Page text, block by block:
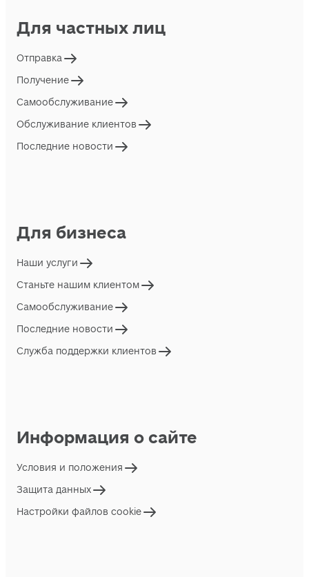
Для частных лиц
Отправка
Получение
Самообслуживание
Обслуживание клиентов
Последние новости
Для бизнеса
Наши услуги
Станьте нашим клиентом
Самообслуживание
Последние новости
Служба поддержки клиентов
Информация о сайте
Условия и положения
Защита данных
Настройки файлов cookie